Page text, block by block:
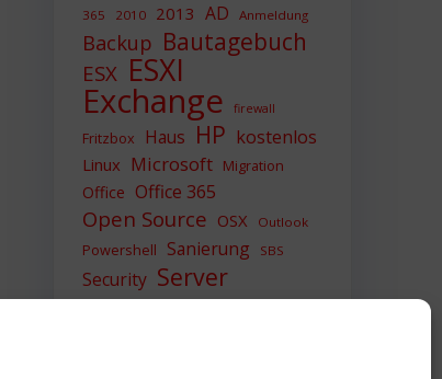
365 2010 2013 AD Anmeldung
Backup Bautagebuch
ESX ESXI
Exchange firewall
Fritzbox Haus HP kostenlos
Linux Microsoft Migration
Office Office 365
Open Source OSX Outlook
Powershell Sanierung SBS
Security Server
Sicherheit SIEM